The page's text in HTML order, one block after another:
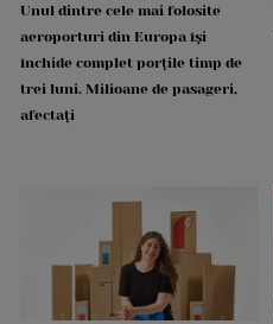
Unul dintre cele mai folosite
aeroporturi din Europa își
închide complet porțile timp de
trei luni. Milioane de pasageri,
afectați